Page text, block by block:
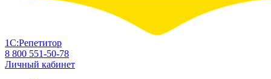
1С:Репетитор
8 800 551-50-78
Личный кабинет